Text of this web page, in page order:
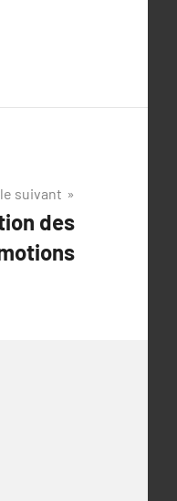
suivant
des